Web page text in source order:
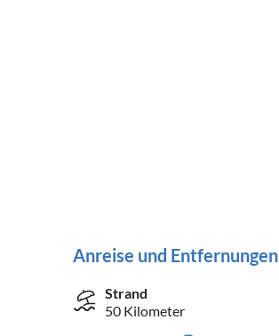
Anreise und Entfernungen
Strand
50 Kilometer